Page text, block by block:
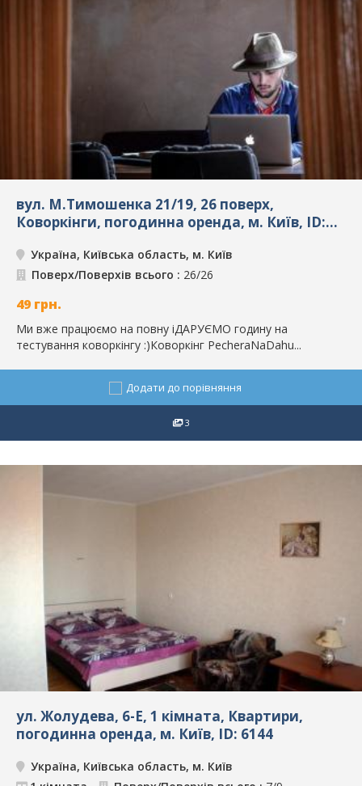
вул. М.Тимошенка 21/19, 26 поверх,
Коворкінги, погодинна оренда, м. Київ, ID:
Україна, Київська область, м. Київ
Поверх/Поверхів всього : 26/26
49 грн.
Ми вже працюємо на повну іДАРУЄМО годину на
тестування коворкінгу :)Коворкінг PecheraNaDahu...
Додати до порівняння
3
ул. Жолудева, 6-Е, 1 кімната, Квартири,
погодинна оренда, м. Київ, ID: 6144
Україна, Київська область, м. Київ